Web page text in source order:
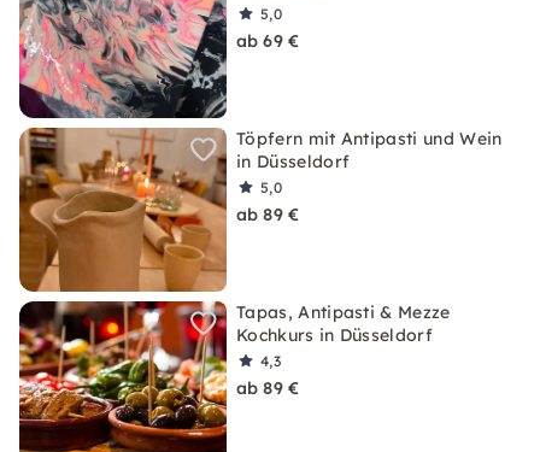
5,0
ab 69 €
Töpfern mit Antipasti und Wein
in Düsseldorf
5,0
ab 89 €
Tapas, Antipasti & Mezze
Kochkurs in Düsseldorf
4,3
ab 89 €